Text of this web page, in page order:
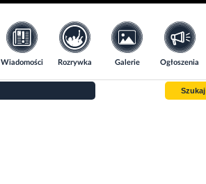
Wiadomości Rozrywka Galerie Ogłoszenia
Szukaj